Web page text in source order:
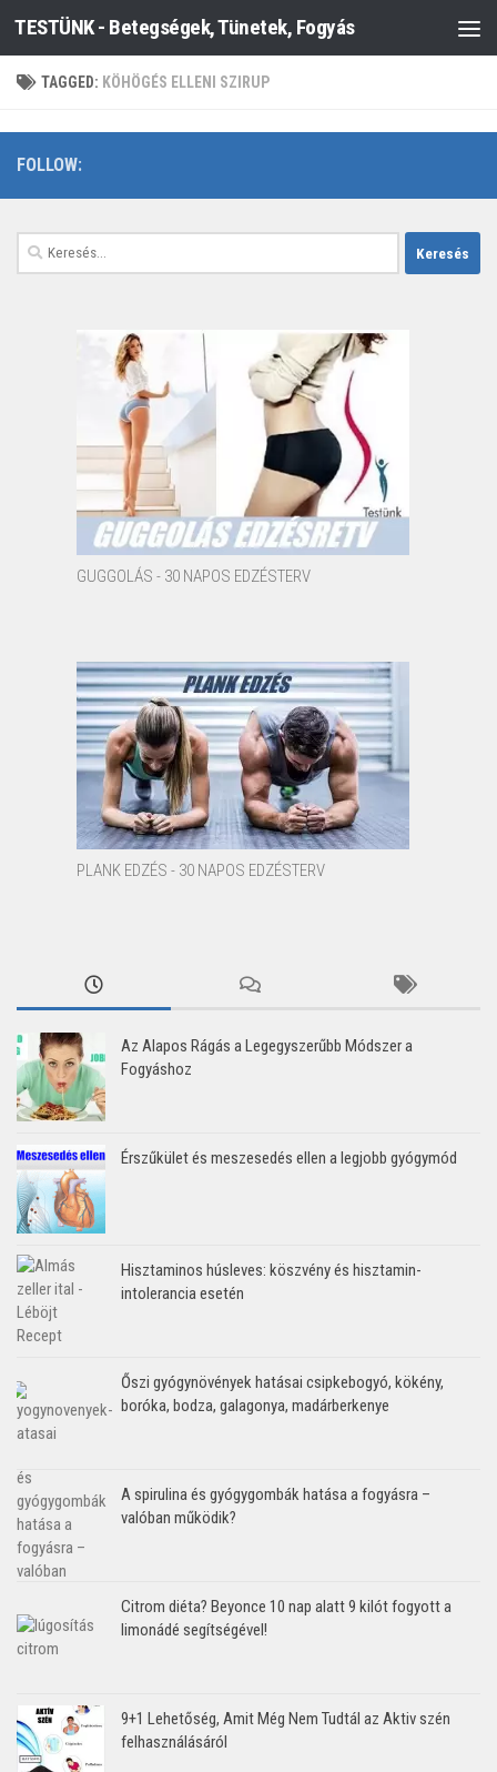
Skip to content
TESTÜNK - Betegségek, Tünetek, Fogyás
TAGGED: KÖHÖGÉS ELLENI SZIRUP
FOLLOW:
Keresés:
GUGGOLÁS - 30 NAPOS EDZÉSTERV
PLANK EDZÉS - 30 NAPOS EDZÉSTERV
Az Alapos Rágás a Legegyszerűbb Módszer a
Fogyáshoz
Érszűkület és meszesedés ellen a legjobb gyógymód
Hisztaminos húsleves: köszvény és hisztamin-
intolerancia esetén
Őszi gyógynövények hatásai csipkebogyó, kökény,
boróka, bodza, galagonya, madárberkenye
A spirulina és gyógygombák hatása a fogyásra –
valóban működik?
Citrom diéta? Beyonce 10 nap alatt 9 kilót fogyott a
limonádé segítségével!
9+1 Lehetőség, Amit Még Nem Tudtál az Aktiv szén
felhasználásáról